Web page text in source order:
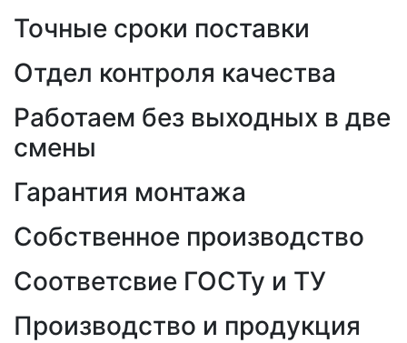
Точные сроки поставки
Отдел контроля качества
Работаем без выходных в две
смены
Гарантия монтажа
Собственное производство
Соответсвие ГОСТу и ТУ
Производство и продукция